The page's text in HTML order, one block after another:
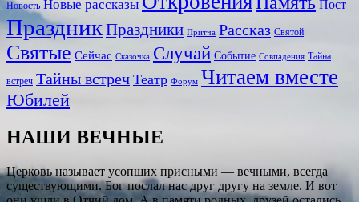
Новость Новые рассказы Пост
ПраздникПраздники Притча Рассказ Святой
Святые Сейчас Сказочка Случай Событие Совпадения Тайна
встреч Тайны встреч Театр Форум Читаем вместе
Юбилей
НАШИ ВЕЧНЫЕ
Церковь называет усопших присными — вечными, всегда
существующими. Бог послал нас друг другу на земле. И вот